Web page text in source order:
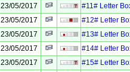
23/05/2017
#11# Letter
23/05/2017
#12# Letter
23/05/2017
#13# Letter
23/05/2017
#14# Letter
23/05/2017
#15# Letter